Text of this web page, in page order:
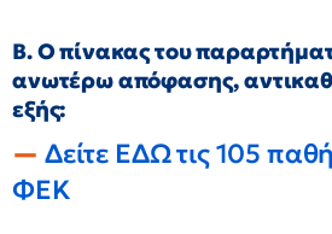
Β. Ο πίνακας του
ανωτέρω απόφασης,
εξής:
Δείτε ΕΔΩ τις 105
ΦΕΚ